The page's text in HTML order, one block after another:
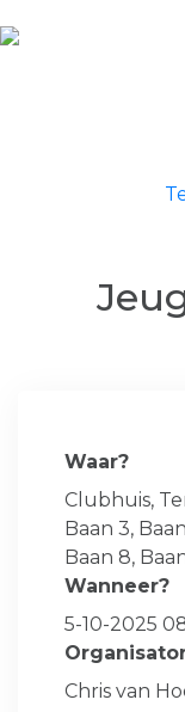
Waar?
Clubhuis,
Baan 3,
Baan 8,
Wanneer?
5-10-2025
Chris van